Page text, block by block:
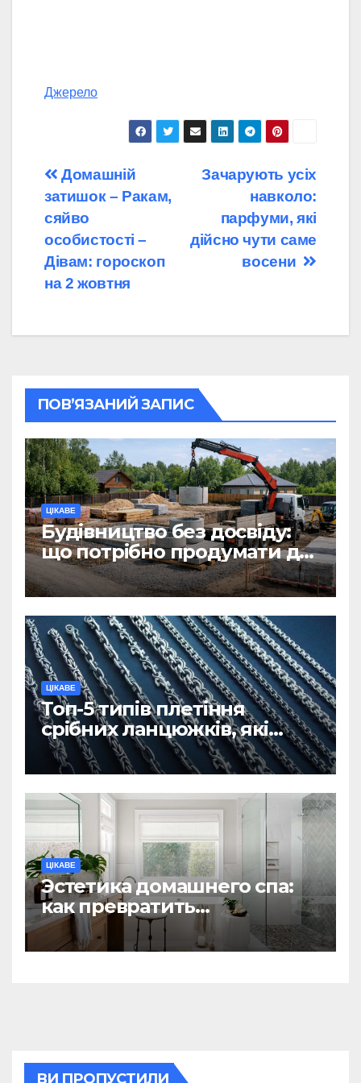
Джерело
Навігація
записів
Зачарують усіх
навколо:
парфуми, які
дійсно чути саме
восени
Домашній
затишок – Ракам,
сяйво
особистості –
Дівам: гороскоп
на 2 жовтня
ПОВ’ЯЗАНИЙ ЗАПИС
ЦІКАВЕ
Будівництво без досвіду:
що потрібно продумати до
першої доставки на
ділянку
ЦІКАВЕ
Топ-5 типів плетіння
срібних ланцюжків, які
вважаються
найнадійнішими
ЦІКАВЕ
Эстетика домашнего спа:
как превратить
ежедневную гигиену в
восстанавливающий
ВИ ПРОПУСТИЛИ